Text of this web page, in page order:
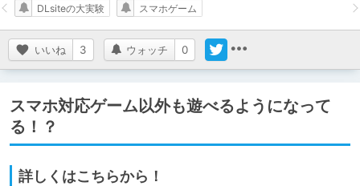
いいね 3 ウォッチ 0
DLsiteの大実験 スマホゲーム
スマホ対応ゲーム以外も遊べるようになって
る！？
詳しくはこちらから！